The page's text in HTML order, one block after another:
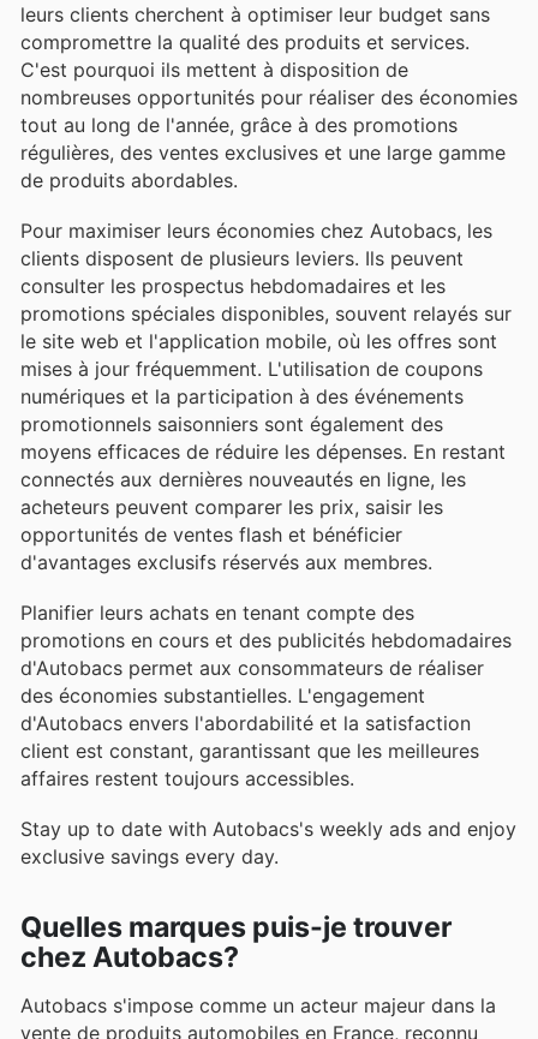
leurs clients cherchent à optimiser leur budget sans
compromettre la qualité des produits et services.
C'est pourquoi ils mettent à disposition de
nombreuses opportunités pour réaliser des économies
tout au long de l'année, grâce à des promotions
régulières, des ventes exclusives et une large gamme
de produits abordables.
Pour maximiser leurs économies chez Autobacs, les
clients disposent de plusieurs leviers. Ils peuvent
consulter les prospectus hebdomadaires et les
promotions spéciales disponibles, souvent relayés sur
le site web et l'application mobile, où les offres sont
mises à jour fréquemment. L'utilisation de coupons
numériques et la participation à des événements
promotionnels saisonniers sont également des
moyens efficaces de réduire les dépenses. En restant
connectés aux dernières nouveautés en ligne, les
acheteurs peuvent comparer les prix, saisir les
opportunités de ventes flash et bénéficier
d'avantages exclusifs réservés aux membres.
Planifier leurs achats en tenant compte des
promotions en cours et des publicités hebdomadaires
d'Autobacs permet aux consommateurs de réaliser
des économies substantielles. L'engagement
d'Autobacs envers l'abordabilité et la satisfaction
client est constant, garantissant que les meilleures
affaires restent toujours accessibles.
Stay up to date with Autobacs's weekly ads and enjoy
exclusive savings every day.
Quelles marques puis-je trouver
chez Autobacs?
Autobacs s'impose comme un acteur majeur dans la
vente de produits automobiles en France, reconnu